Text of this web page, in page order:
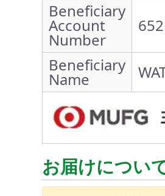
Beneficiary
Account
Number
Beneficiary
Name
お届けについ